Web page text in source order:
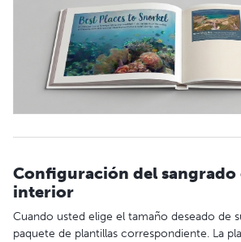
Configuración del sangrado
interior
Cuando usted elige el tamaño deseado de
paquete de plantillas correspondiente. La